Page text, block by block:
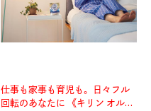
仕事も家事も育児も。日々フル
回転のあなたに 《キリン オルニ